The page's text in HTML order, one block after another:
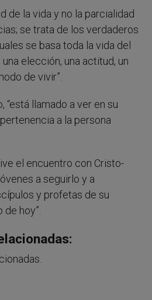
de la vida y no la parcialidad
se trata de los verdaderos
se basa toda la vida del
elección, una actitud, un
de vivir”.
“está llamado a ver en su
a la persona
el encuentro con Cristo-
a seguirlo y a
y profetas de su
de hoy”.